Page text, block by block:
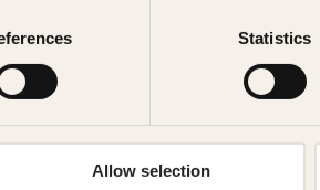
Statistics
Allow selection